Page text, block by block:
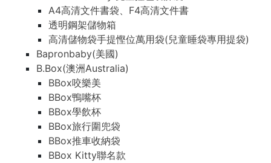
A4高清文件書袋、F4高清文件書
透明鋼架儲物箱
高清儲物袋手提慳位萬用袋(兒童睡袋專用提袋)
Bapronbaby(美國)
B.Box(澳洲Australia)
BBox咬樂美
BBox鴨嘴杯
BBox學飲杯
BBox旅行圍兜袋
BBox推車收納袋
BBox Kitty聯名款